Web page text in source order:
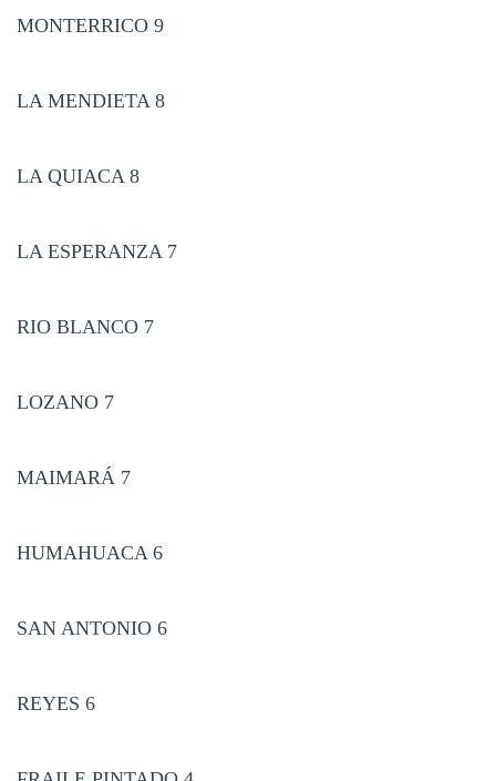
MONTERRICO 9
LA MENDIETA 8
LA QUIACA 8
LA ESPERANZA 7
RIO BLANCO 7
LOZANO 7
MAIMARÁ 7
HUMAHUACA 6
SAN ANTONIO 6
REYES 6